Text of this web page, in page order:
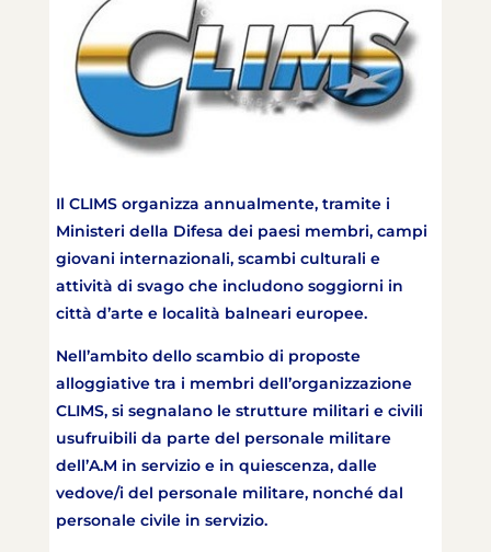
Il CLIMS organizza annualmente, tramite i
Ministeri della Difesa dei paesi membri, campi
giovani internazionali, scambi culturali e
attività di svago che includono soggiorni in
città d’arte e località balneari europee.
Nell’ambito dello scambio di proposte
alloggiative tra i membri dell’organizzazione
CLIMS, si segnalano le strutture militari e civili
usufruibili da parte del personale militare
dell’A.M in servizio e in quiescenza, dalle
vedove/i del personale militare, nonché dal
personale civile in servizio.